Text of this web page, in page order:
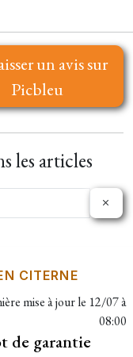
un avis sur
Picbleu
les articles
CITERNE
mise à jour le 12/07 à
08:00
de garantie